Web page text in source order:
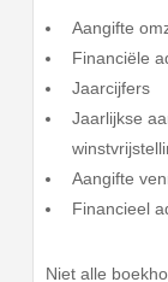
Aangifte
Financiële
Jaarcijfers
Jaarlijkse
Aangifte
Financieel
Niet alle